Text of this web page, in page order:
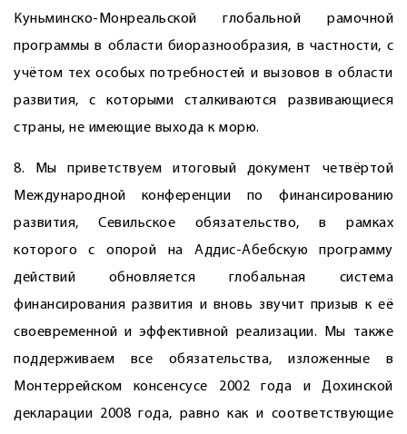
Куньминско-Монреальской глобальной рамочной
программы в области биоразнообразия, в частности, с
учётом тех особых потребностей и вызовов в области
развития, с которыми сталкиваются развивающиеся
страны, не имеющие выхода к морю.
8. Мы приветствуем итоговый документ четвёртой
Международной конференции по финансированию
развития, Севильское обязательство, в рамках
которого с опорой на Аддис-Абебскую программу
действий обновляется глобальная система
финансирования развития и вновь звучит призыв к её
свое­временной и эффективной реализации. Мы также
поддерживаем все обязательства, изложенные в
Монтеррейском консенсусе 2002 года и Дохинской
декларации 2008 года, равно как и соответствующие